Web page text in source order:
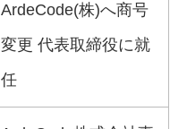
ArdeCode(株)へ商号
変更 代表取締役に就
任